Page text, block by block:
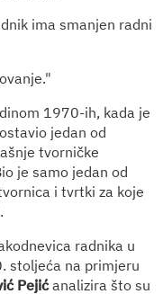
ima smanjen radni
1970-ih, kada je
jedan od
tvorničke
je samo jedan od
i tvrtki za koje
radnika u
stoljeća na primjeru
Pejićanalizira što su